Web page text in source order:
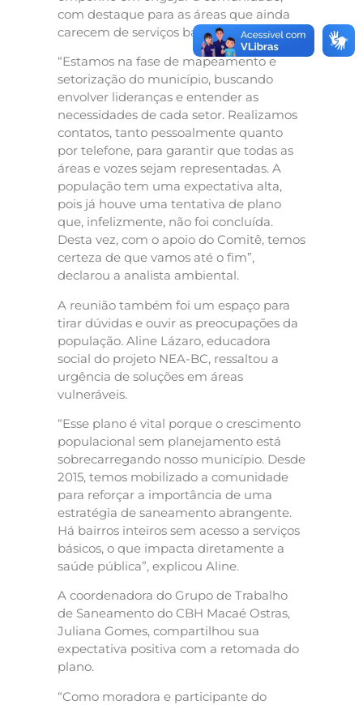
com destaque para as áreas que ainda
carecem de serviços básicos.
“Estamos na fase de mapeamento e
setorização do município, buscando
envolver lideranças e entender as
necessidades de cada setor. Realizamos
contatos, tanto pessoalmente quanto
por telefone, para garantir que todas as
áreas e vozes sejam representadas. A
população tem uma expectativa alta,
pois já houve uma tentativa de plano
que, infelizmente, não foi concluída.
Desta vez, com o apoio do Comitê, temos
certeza de que vamos até o fim”,
declarou a analista ambiental.
A reunião também foi um espaço para
tirar dúvidas e ouvir as preocupações da
população. Aline Lázaro, educadora
social do projeto NEA-BC, ressaltou a
urgência de soluções em áreas
vulneráveis.
“Esse plano é vital porque o crescimento
populacional sem planejamento está
sobrecarregando nosso município. Desde
2015, temos mobilizado a comunidade
para reforçar a importância de uma
estratégia de saneamento abrangente.
Há bairros inteiros sem acesso a serviços
básicos, o que impacta diretamente a
saúde pública”, explicou Aline.
A coordenadora do Grupo de Trabalho
de Saneamento do CBH Macaé Ostras,
Juliana Gomes, compartilhou sua
expectativa positiva com a retomada do
plano.
“Como moradora e participante do